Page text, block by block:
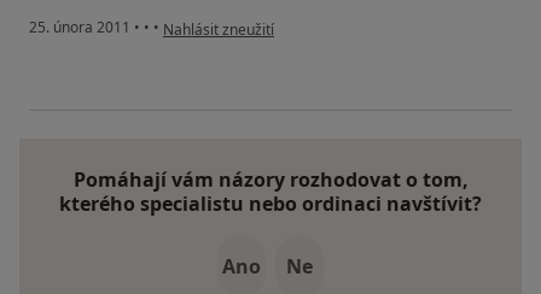
25. února 2011 • • • podle názoru uživatele Pacient
Nahlásit zneužití
Pomáhají vám názory rozhodovat o tom,
kterého specialistu nebo ordinaci navštívit?
Ano Ne